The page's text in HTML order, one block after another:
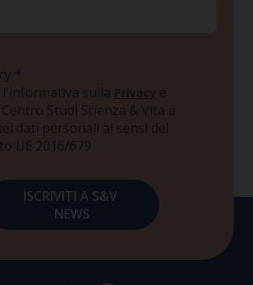
*
sulla Privacy e
Studi Scienza & Vita a
dati personali ai sensi del
UE 2016/679